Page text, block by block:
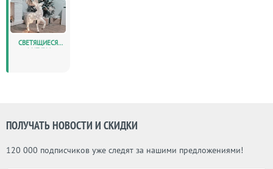
СВЕТЯЩИЕСЯ
ФИГУРЫ
ПОЛУЧАТЬ НОВОСТИ И СКИДКИ
120 000 подписчиков уже следят за нашими предложениями!